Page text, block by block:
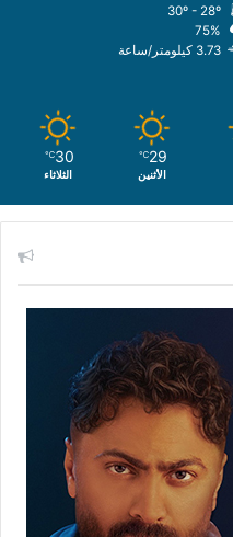
75%
3.73 كيلومتر/ساعة
29
℃
الأثنين
30
℃
الثلاثاء